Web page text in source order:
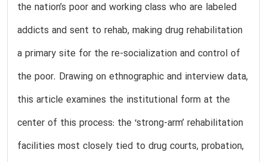
the nation’s poor and working class who are labeled
addicts and sent to rehab, making drug rehabilitation
a primary site for the re-socialization and control of
the poor. Drawing on ethnographic and interview data,
this article examines the institutional form at the
center of this process: the ‘strong-arm’ rehabilitation
facilities most closely tied to drug courts, probation,